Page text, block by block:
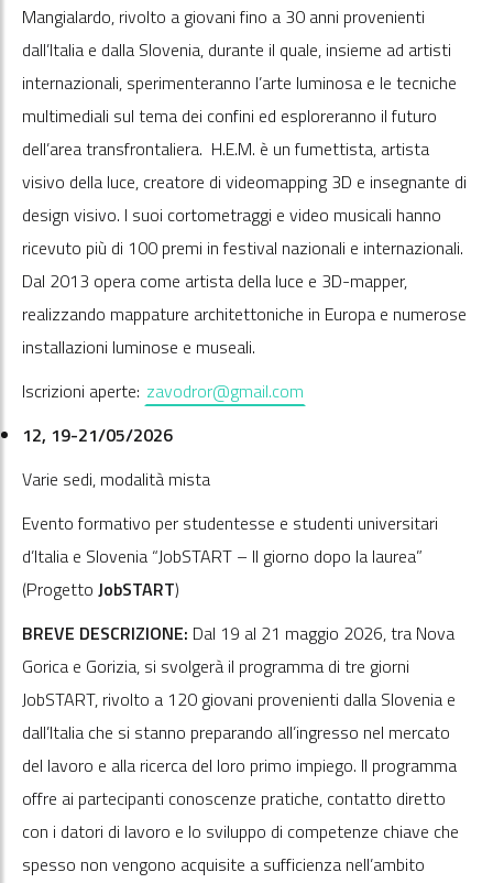
Mangialardo, rivolto a giovani fino a 30 anni provenienti
dall’Italia e dalla Slovenia, durante il quale, insieme ad artisti
internazionali, sperimenteranno l’arte luminosa e le tecniche
multimediali sul tema dei confini ed esploreranno il futuro
dell’area transfrontaliera. H.E.M. è un fumettista, artista
visivo della luce, creatore di videomapping 3D e insegnante di
design visivo. I suoi cortometraggi e video musicali hanno
ricevuto più di 100 premi in festival nazionali e internazionali.
Dal 2013 opera come artista della luce e 3D-mapper,
realizzando mappature architettoniche in Europa e numerose
installazioni luminose e museali.
Iscrizioni aperte: zavodror@gmail.com
12, 19-21/05/2026
Varie sedi, modalità mista
Evento formativo per studentesse e studenti universitari
d’Italia e Slovenia “JobSTART – Il giorno dopo la laurea”
(Progetto JobSTART)
BREVE DESCRIZIONE: Dal 19 al 21 maggio 2026, tra Nova
Gorica e Gorizia, si svolgerà il programma di tre giorni
JobSTART, rivolto a 120 giovani provenienti dalla Slovenia e
dall’Italia che si stanno preparando all’ingresso nel mercato
del lavoro e alla ricerca del loro primo impiego. Il programma
offre ai partecipanti conoscenze pratiche, contatto diretto
con i datori di lavoro e lo sviluppo di competenze chiave che
spesso non vengono acquisite a sufficienza nell’ambito